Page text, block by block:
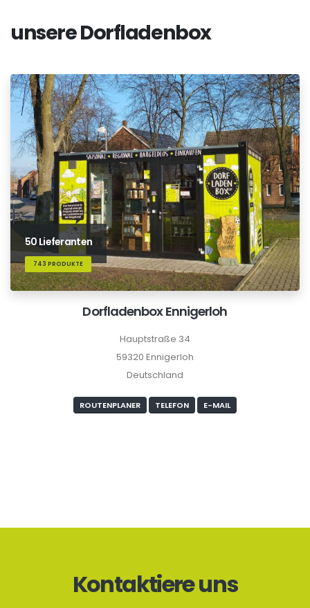
unsere Dorfladenbox
50 Lieferanten
743 PRODUKTE
Dorfladenbox Ennigerloh
Hauptstraße 34
59320 Ennigerloh
Deutschland
ROUTENPLANER TELEFON E-MAIL
Kontaktiere uns